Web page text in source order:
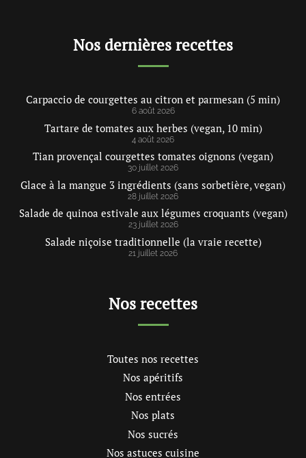
Nos dernières recettes
Carpaccio de courgettes au citron et parmesan (5 min)
6 août 2026
Tartare de tomates aux herbes (vegan, 10 min)
4 août 2026
Tian provençal courgettes tomates oignons (vegan)
30 juillet 2026
Glace à la mangue 3 ingrédients (sans sorbetière, vegan)
28 juillet 2026
Salade de quinoa estivale aux légumes croquants (vegan)
23 juillet 2026
Salade niçoise traditionnelle (la vraie recette)
21 juillet 2026
Nos recettes
Toutes nos recettes
Nos apéritifs
Nos entrées
Nos plats
Nos sucrés
Nos astuces cuisine